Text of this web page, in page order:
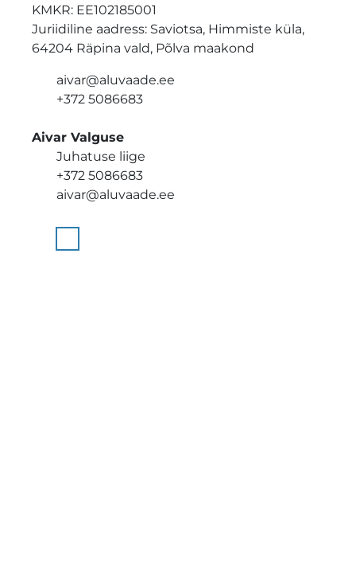
KMKR: EE102185001
Juriidiline aadress: Saviotsa, Himmiste küla,
64204 Räpina vald, Põlva maakond
aivar@aluvaade.ee
+372 5086683
Aivar Valguse
Juhatuse liige
+372 5086683
aivar@aluvaade.ee